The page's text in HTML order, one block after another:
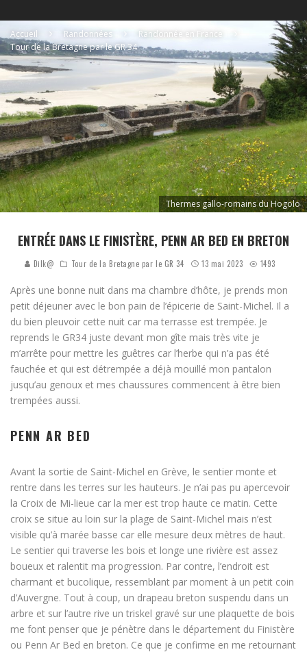
Accueil Randonnées
Randonnée en France
Tour de la Bretagne par le GR 34
Thermes gallo-romains du Hogolo
ENTRÉE DANS LE FINISTÈRE, PENN AR BED EN BRETON
Dilk@ Tour de la Bretagne par le GR 34 13 mai 2023 1493
Après une bonne nuit dans ma chambre d’hôte, je prends mon
petit déjeuner avec le bon pain de l’épicerie de Saint-Michel. Il a
du bien pleuvoir cette nuit car ma terrasse est trempée. Je
reprends le GR34 juste devant mon gîte mais très vite je
m’arrête pour mettre les guêtres car l’herbe qui n’a pas été
fauchée et qui est détrempée a déjà mouillé mon pantalon
jusqu’au genoux et mes chaussures commencent à être bien
trempées aussi.
PENN AR BED
Avant la sortie de Saint-Michel en Grève, le sentier monte et
rentre dans les terres sur les hauteurs. Je n’ai pas pu apercevoir
la Croix de Mi-lieue car la mer est trop haute ce matin. Cette
croix se situe au loin sur la plage de Saint-Michel mais n’est
visible qu’à marée basse car elle mesure deux mètres de haut.
Le sentier qui traverse les bois et longe une rivière est assez
boueux et ralentit ma progression. Par contre, l’endroit est
charmant et bucolique, ressemblant par moment à un petit coin
d’Auvergne. Tout à coup, un drapeau breton suspendu dans un
arbre et sur l’autre rive un triskel gravé sur une plaquette de bois
me font penser que je pénètre dans le département du Finistère
ou Penn Ar Bed en breton. Ce que je confirme en me retournant